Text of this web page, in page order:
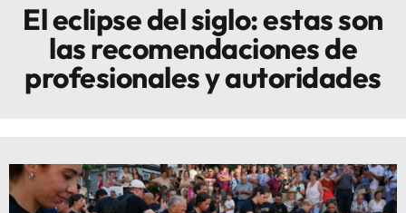
Innova
El eclipse del siglo: estas son
las recomendaciones de
profesionales y autoridades